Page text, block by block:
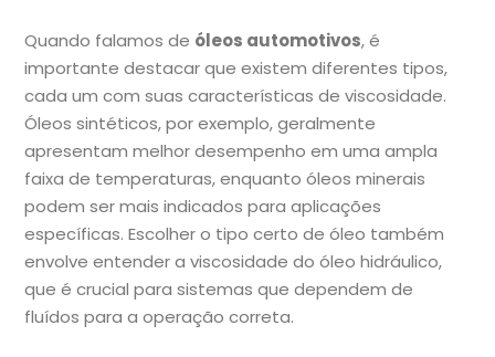
Quando falamos de óleos automotivos, é
importante destacar que existem diferentes tipos,
cada um com suas características de viscosidade.
Óleos sintéticos, por exemplo, geralmente
apresentam melhor desempenho em uma ampla
faixa de temperaturas, enquanto óleos minerais
podem ser mais indicados para aplicações
específicas. Escolher o tipo certo de óleo também
envolve entender a viscosidade do óleo hidráulico,
que é crucial para sistemas que dependem de
fluídos para a operação correta.